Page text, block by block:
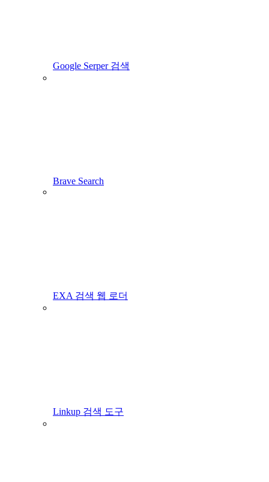
Google Serper 검색
Brave Search
EXA 검색 웹 로더
Linkup 검색 도구